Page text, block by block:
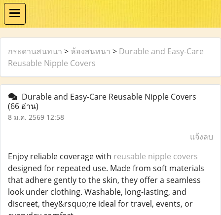
กระดานสนทนา > ห้องสนทนา > Durable and Easy-Care
Reusable Nipple Covers
Durable and Easy-Care Reusable Nipple Covers
(66 อ่าน)
8 ม.ค. 2569 12:58
แจ้งลบ
Enjoy reliable coverage with reusable nipple covers
designed for repeated use. Made from soft materials
that adhere gently to the skin, they offer a seamless
look under clothing. Washable, long-lasting, and
discreet, they&rsquo;re ideal for travel, events, or